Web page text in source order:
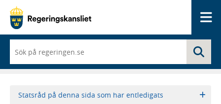
du
börjar
skriva
framträder
Statsråd på denna sida som har entledigats